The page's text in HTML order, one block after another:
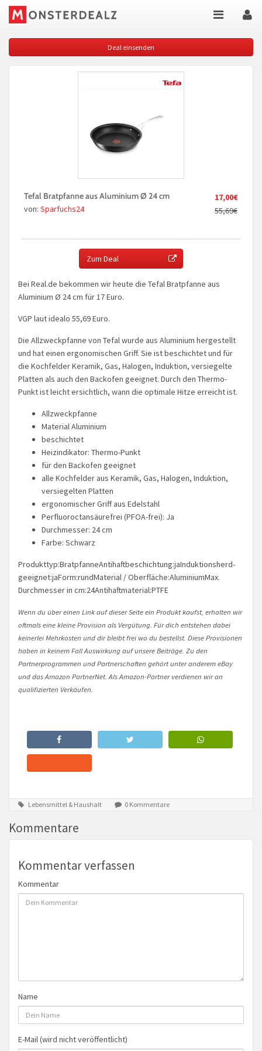
Deal einsenden
17,00€
55,69€
Tefal Bratpfanne aus Aluminium Ø 24 cm
von: Sparfuchs24
Zum Deal
Bei Real.de bekommen wir heute die Tefal Bratpfanne aus
Aluminium Ø 24 cm für 17 Euro.
VGP laut idealo 55,69 Euro.
​Die Allzweckpfanne von Tefal wurde aus Aluminium hergestellt
und hat einen ergonomischen Griff. Sie ist beschichtet und für
die Kochfelder Keramik, Gas, Halogen, Induktion, versiegelte
Platten als auch den Backofen geeignet. Durch den Thermo-
Punkt ist leicht ersichtlich, wann die optimale Hitze erreicht ist.
Allzweckpfanne
Material Aluminium
beschichtet
Heizindikator: Thermo-Punkt
für den Backofen geeignet
alle Kochfelder aus Keramik, Gas, Halogen, Induktion,
versiegelten Platten
ergonomischer Griff aus Edelstahl
Perfluoroctansäurefrei (PFOA-frei): Ja
Durchmesser: 24 cm
Farbe: Schwarz
Produkttyp:BratpfanneAntihaftbeschichtung:jaInduktionsherd-
geeignet:jaForm:rundMaterial / Oberfläche:AluminiumMax.
Durchmesser in cm:24Antihaftmaterial:PTFE
Wenn du über einen Link auf dieser Seite ein Produkt kaufst, erhalten wir
oftmals eine kleine Provision als Vergütung. Für dich entstehen dabei
keinerlei Mehrkosten und dir bleibt frei wo du bestellst. Diese Provisionen
haben in keinem Fall Auswirkung auf unsere Beiträge. Zu den
Partnerprogrammen und Partnerschaften gehört unter anderem eBay
und das Amazon PartnerNet. Als Amazon-Partner verdienen wir an
qualifizierten Verkäufen.
Lebensmittel & Haushalt 0 Kommentare
Kommentare
Kommentar verfassen
Kommentar
Name
E-Mail (wird nicht veröffentlicht)